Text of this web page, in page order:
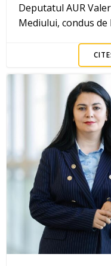
Deputatul AUR
Mediului, condus